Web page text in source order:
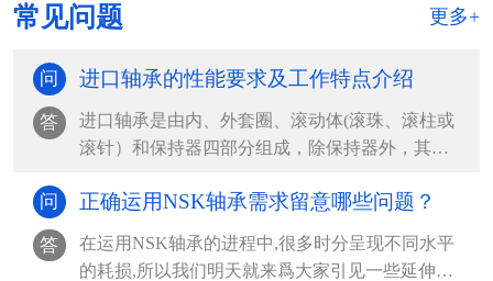
常见问题 更多+
问 进口轴承的性能要求及工作特点介绍
答
进口轴承是由内、外套圈、滚动体(滚珠、滚柱或
滚针）和保持器四部分组成，除保持器外，其余
问 正确运用NSK轴承需求留意哪些问题？
答
在运用NSK轴承的进程中,很多时分呈现不同水平
的耗损,所以我们明天就来爲大家引见一些延伸